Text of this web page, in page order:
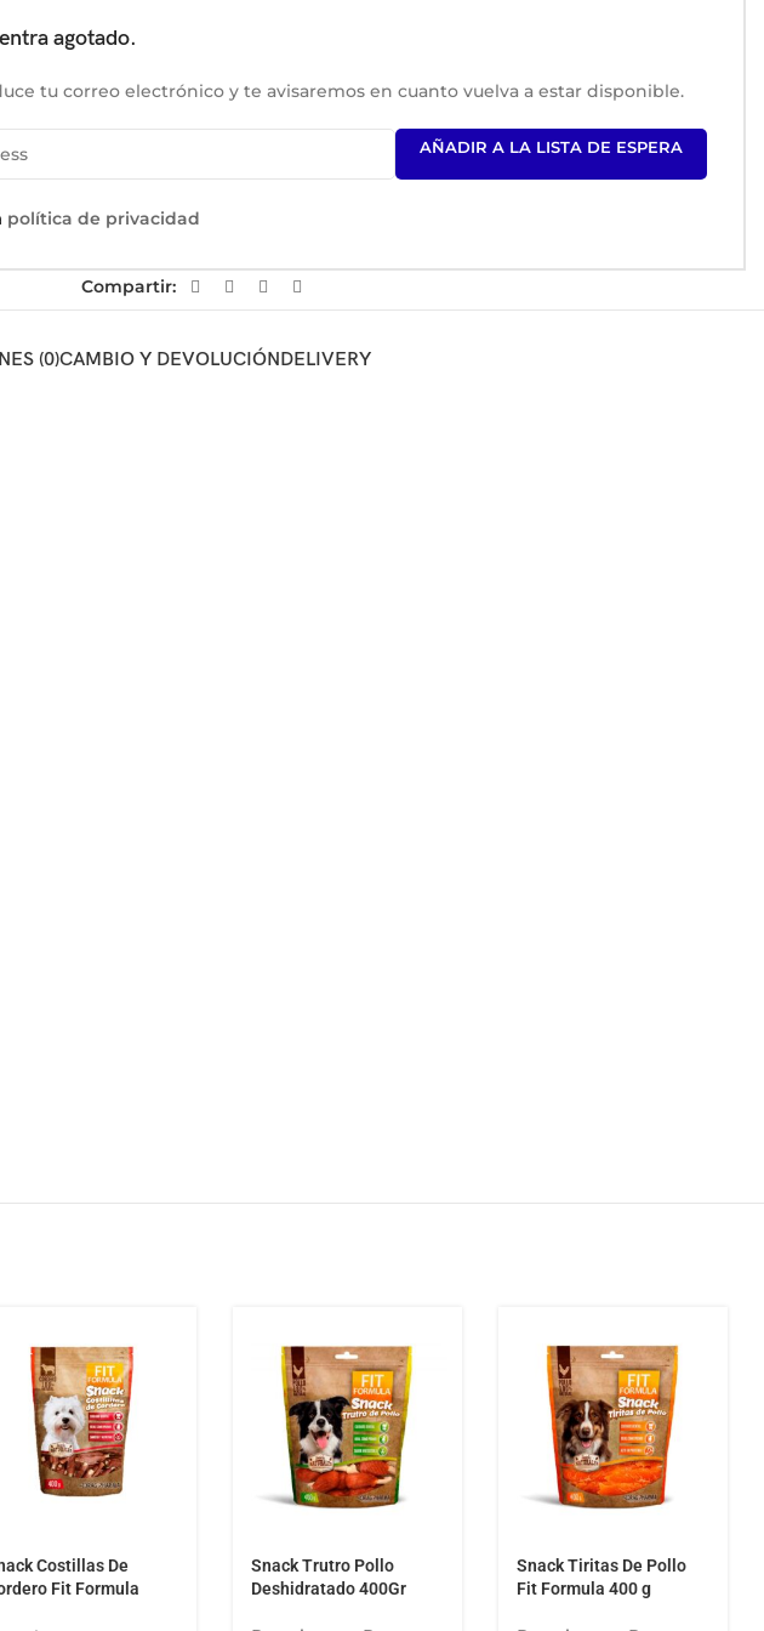
agotado.
tu correo electrónico y te avisaremos en cuanto vuelva a estar disponible.
AÑADIR A LA LISTA DE ESPERA
política de privacidad
Compartir:
(0)CAMBIO Y DEVOLUCIÓNDELIVERY
Costillas De
Fit Formula
Snack Trutro Pollo
Deshidratado 400Gr
Snack Tiritas De Pollo
Fit Formula 400 g